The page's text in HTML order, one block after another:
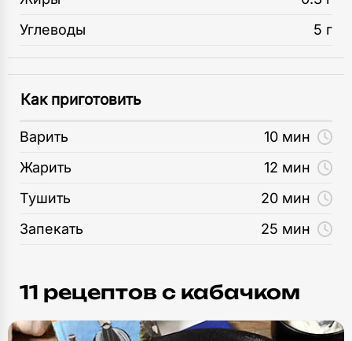
Углеводы
5 г
Как приготовить
Варить
10 мин
Жарить
12 мин
Тушить
20 мин
Запекать
25 мин
11 рецептов c кабачком